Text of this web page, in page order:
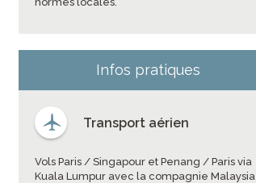
Infos pratiques
Transport aérien
Vols Paris / Singapour et Penang / Paris via
Kuala Lumpur avec la compagnie Malaysia